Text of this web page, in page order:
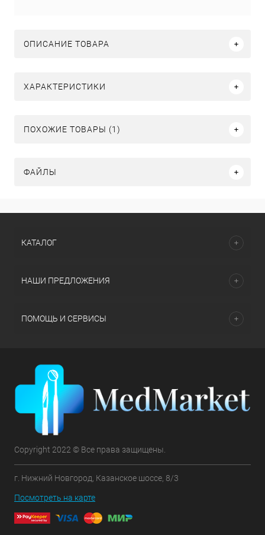
ОПИСАНИЕ ТОВАРА
ХАРАКТЕРИСТИКИ
ПОХОЖИЕ ТОВАРЫ (1)
ФАЙЛЫ
КАТАЛОГ
НАШИ ПРЕДЛОЖЕНИЯ
ПОМОЩЬ И СЕРВИСЫ
Copyright 2022 © Все права защищены.
г. Нижний Новгород, Казанское шоссе, 8/3
Посмотреть на карте